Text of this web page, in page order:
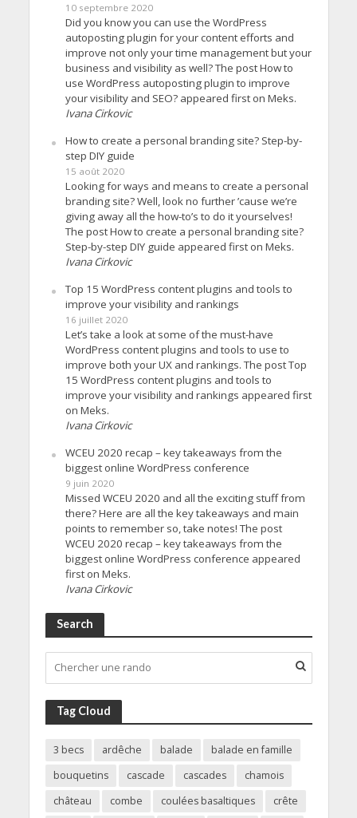
10 septembre 2020
Did you know you can use the WordPress
autoposting plugin for your content efforts and
improve not only your time management but your
business and visibility as well? The post How to
use WordPress autoposting plugin to improve
your visibility and SEO? appeared first on Meks.
Ivana Cirkovic
How to create a personal branding site? Step-by-
step DIY guide
15 août 2020
Looking for ways and means to create a personal
branding site? Well, look no further ’cause we’re
giving away all the how-to’s to do it yourselves!
The post How to create a personal branding site?
Step-by-step DIY guide appeared first on Meks.
Ivana Cirkovic
Top 15 WordPress content plugins and tools to
improve your visibility and rankings
16 juillet 2020
Let’s take a look at some of the must-have
WordPress content plugins and tools to use to
improve both your UX and rankings. The post Top
15 WordPress content plugins and tools to
improve your visibility and rankings appeared first
on Meks.
Ivana Cirkovic
WCEU 2020 recap – key takeaways from the
biggest online WordPress conference
9 juin 2020
Missed WCEU 2020 and all the exciting stuff from
there? Here are all the key takeaways and main
points to remember so, take notes! The post
WCEU 2020 recap – key takeaways from the
biggest online WordPress conference appeared
first on Meks.
Ivana Cirkovic
Search
Tag Cloud
3 becs ardêche balade
balade en famille
bouquetins
cascade cascades
chamois
château
combe coulées basaltiques
crête